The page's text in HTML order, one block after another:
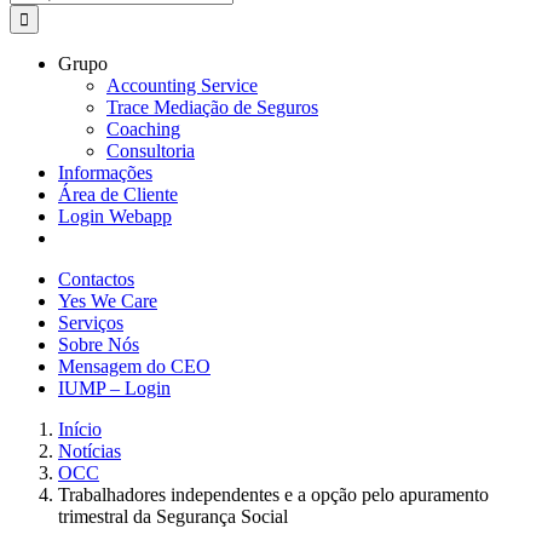
Grupo
Accounting Service
Trace Mediação de Seguros
Coaching
Consultoria
Informações
Área de Cliente
Login Webapp
Contactos
Yes We Care
Serviços
Sobre Nós
Mensagem do CEO
IUMP – Login
Início
Notícias
OCC
Trabalhadores independentes e a opção pelo apuramento
trimestral da Segurança Social